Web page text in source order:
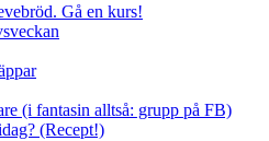
Gå en kurs!
(i fantasin alltså: grupp på FB)
(Recept!)